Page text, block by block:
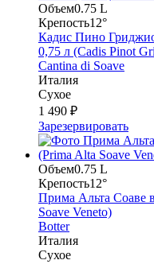
Объем0.75 L
Крепость12°
Кадис Пино
0,75 л (Cadis Pinot
Cantina di Soave
Италия
Сухое
1 490 ₽
Зарезервировать
Объем0.75 L
Крепость12°
Прима Альта Соаве
Soave Veneto)
Botter
Италия
Сухое